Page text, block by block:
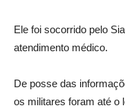
Ele foi socorrido pelo
atendimento médico.
De posse das
os militares foram até o